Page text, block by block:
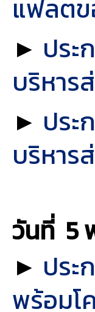
แฟลตข
► ประ
บริหาร
► ประ
บริหาร
วันที่ 5
► ประ
พร้อมโ